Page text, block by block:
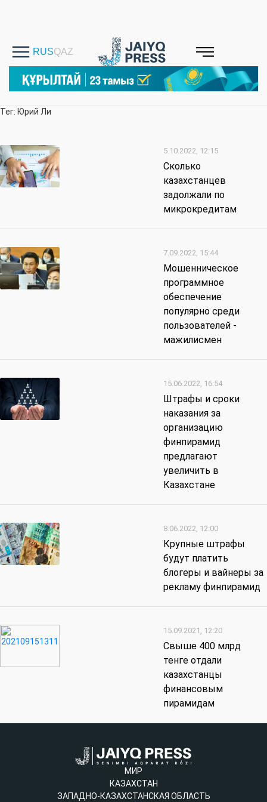
Тег: Юрий Ли
5.10.2022, 12:15
Сколько
казахстанцев
задолжали по
микрокредитам
7.09.2022, 15:44
Мошенническое
программное
обеспечение
популярно среди
пользователей -
мажилисмен
15.06.2022, 16:54
Штрафы и сроки
наказания за
организацию
финпирамид
предлагают
увеличить в
Казахстане
8.06.2022, 12:00
Крупные штрафы
будут платить
блогеры и вайнеры за
рекламу финпирамид
15.09.2021, 12:20
Свыше 400 млрд
тенге отдали
казахстанцы
финансовым
пирамидам
МИР
КАЗАХСТАН
ЗАПАДНО-КАЗАХСТАНСКАЯ ОБЛАСТЬ